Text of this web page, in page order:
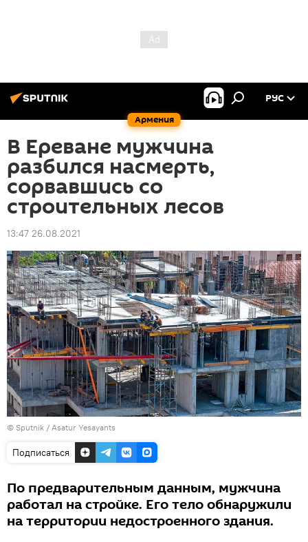
Армения
РУС
В Ереване мужчина
разбился насмерть,
сорвавшись со
строительных лесов
13:47 26.08.2021
© Sputnik / Asatur Yesayants
Подписаться
По предварительным данным, мужчина
работал на стройке. Его тело обнаружили
на территории недостроенного здания.